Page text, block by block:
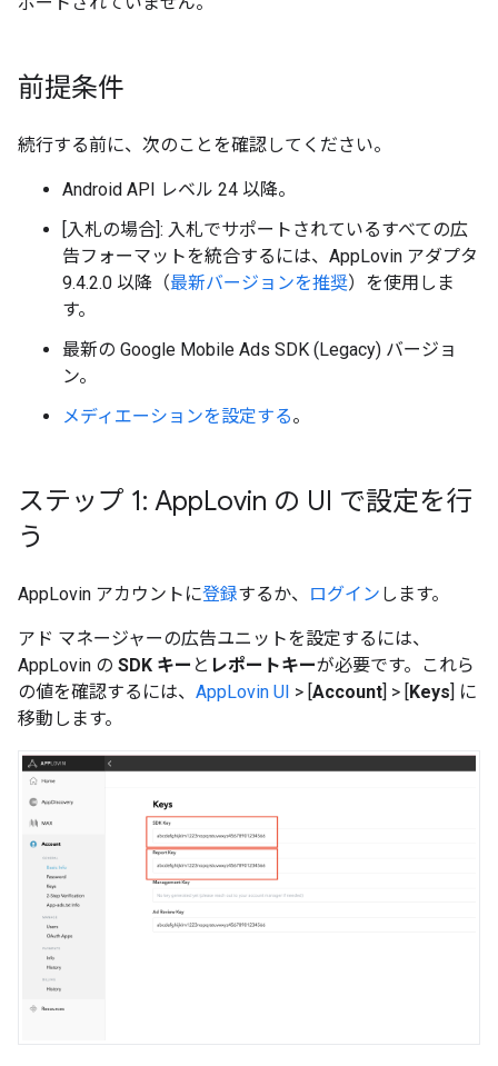
前提条件
続行する前に、次のことを確認してください。
Android API レベル 24 以降。
[入札の場合]: 入札でサポートされているすべての広
告フォーマットを統合するには、AppLovin アダプタ
9.4.2.0 以降（最新バージョンを推奨）を使用しま
す。
最新の Google Mobile Ads SDK (Legacy) バージョ
ン。
メディエーションを設定する。
ステップ 1: AppLovin の UI で設定を行
う
AppLovin アカウントに登録するか、 ログイン します。
アド マネージャーの広告ユニットを設定するには、
AppLovin の SDK キー と レポートキーが必要です。これら
の値を確認するには、 AppLovin UI > [Account] > [Keys] に
移動します。